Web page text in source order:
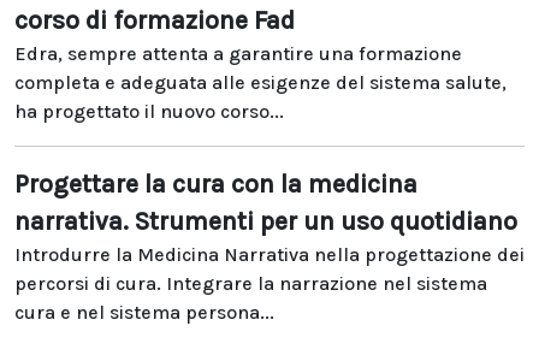
corso di formazione Fad
Edra, sempre attenta a garantire una formazione
completa e adeguata alle esigenze del sistema salute,
ha progettato il nuovo corso...
Progettare la cura con la medicina
narrativa. Strumenti per un uso quotidiano
Introdurre la Medicina Narrativa nella progettazione dei
percorsi di cura. Integrare la narrazione nel sistema
cura e nel sistema persona...